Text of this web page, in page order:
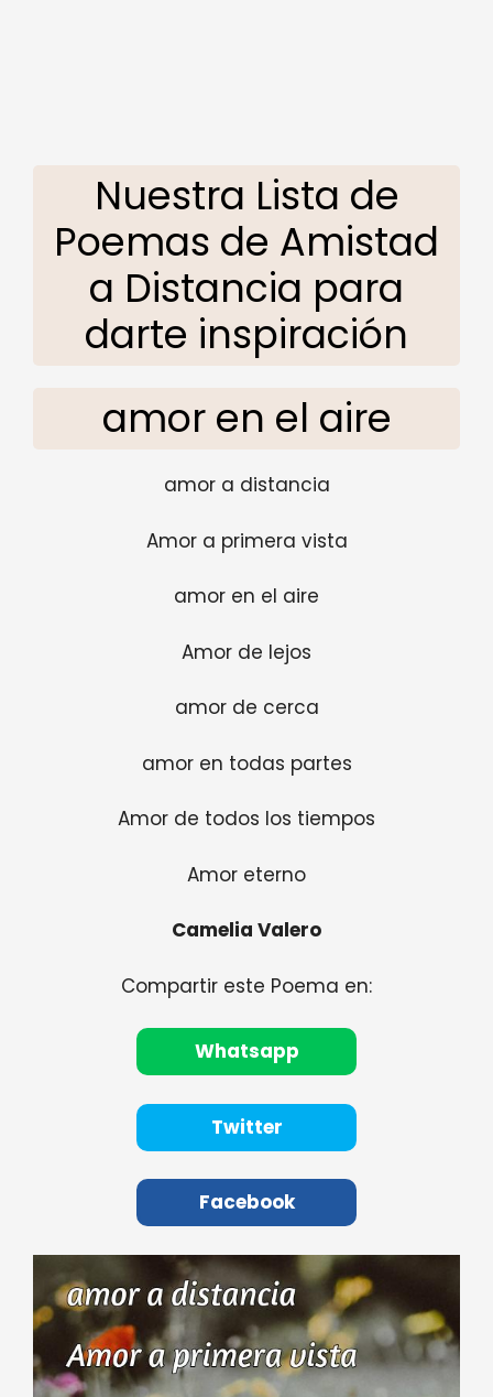
Nuestra Lista de
Poemas de Amistad
a Distancia para
darte inspiración
amor en el aire
amor a distancia
Amor a primera vista
amor en el aire
Amor de lejos
amor de cerca
amor en todas partes
Amor de todos los tiempos
Amor eterno
Camelia Valero
Compartir este Poema en:
Whatsapp
Twitter
Facebook